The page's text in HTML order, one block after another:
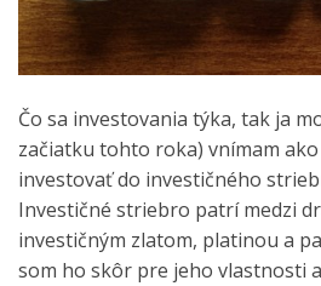
Čo sa investovania týka, tak ja
začiatku tohto roka) vnímam
investovať do investičného
Investičné striebro patrí medzi
investičným zlatom, platinou a
som ho skôr pre jeho vlastnosti